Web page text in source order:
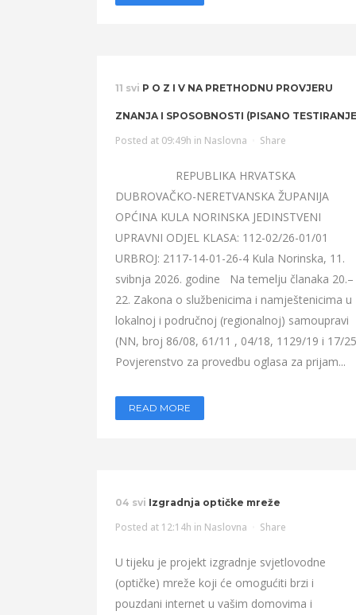
11 svi P O Z I V NA PRETHODNU PROVJERU
ZNANJA I SPOSOBNOSTI (PISANO
Posted at 09:49h in Naslovna Share
REPUBLIKA HRVATSKA
DUBROVAČKO-NERETVANSKA ŽUPANIJA
OPĆINA KULA NORINSKA JEDINSTVENI
UPRAVNI ODJEL KLASA: 112-02/26-01/01
URBROJ: 2117-14-01-26-4 Kula Norinska, 11.
svibnja 2026. godine Na temelju članaka 20.–
22. Zakona o službenicima i namještenicima u
lokalnoj i područnoj (regionalnoj) samoupravi
(NN, broj 86/08, 61/11 , 04/18, 1129/19 i 17/
Povjerenstvo za provedbu oglasa za prijam...
READ MORE
04 svi Izgradnja optičke mreže
Posted at 12:14h in Naslovna Share
U tijeku je projekt izgradnje svjetlovodne
(optičke) mreže koji će omogućiti brzi i
pouzdani internet u vašim domovima i